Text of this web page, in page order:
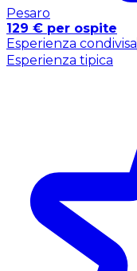
Pesaro
129 € per ospite
Esperienza condivisa
Esperienza tipica